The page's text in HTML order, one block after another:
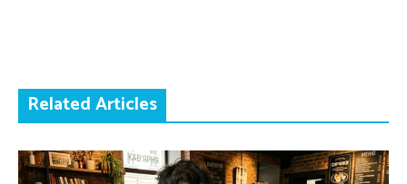
Related Articles